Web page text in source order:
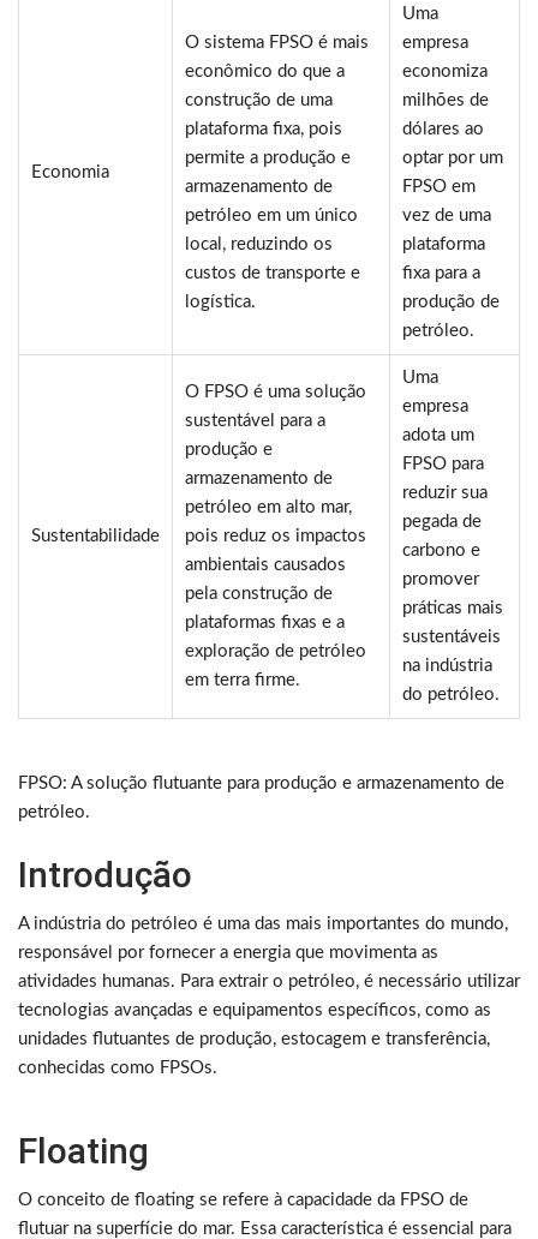
Economia
O sistema FPSO é mais
econômico do que a
construção de uma
plataforma fixa, pois
permite a produção e
armazenamento de
petróleo em um único
local, reduzindo os
custos de transporte e
logística.
Uma
empresa
economiza
milhões de
dólares ao
optar por um
FPSO em
vez de uma
plataforma
fixa para a
produção de
petróleo.
Sustentabilidade
O FPSO é uma solução
sustentável para a
produção e
armazenamento de
petróleo em alto mar,
pois reduz os impactos
ambientais causados
pela construção de
plataformas fixas e a
exploração de petróleo
em terra firme.
Uma
empresa
adota um
FPSO para
reduzir sua
pegada de
carbono e
promover
práticas mais
sustentáveis
na indústria
do petróleo.
FPSO: A solução flutuante para produção e armazenamento de
petróleo.
Introdução
A indústria do petróleo é uma das mais importantes do mundo,
responsável por fornecer a energia que movimenta as
atividades humanas. Para extrair o petróleo, é necessário utilizar
tecnologias avançadas e equipamentos específicos, como as
unidades flutuantes de produção, estocagem e transferência,
conhecidas como FPSOs.
Floating
O conceito de floating se refere à capacidade da FPSO de
flutuar na superfície do mar. Essa característica é essencial para